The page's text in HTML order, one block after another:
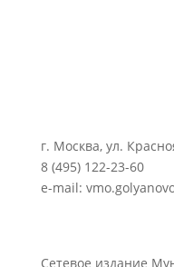
г. Москва, ул.
8 (495) 122-23-60
e-mail:
Сетевое издание